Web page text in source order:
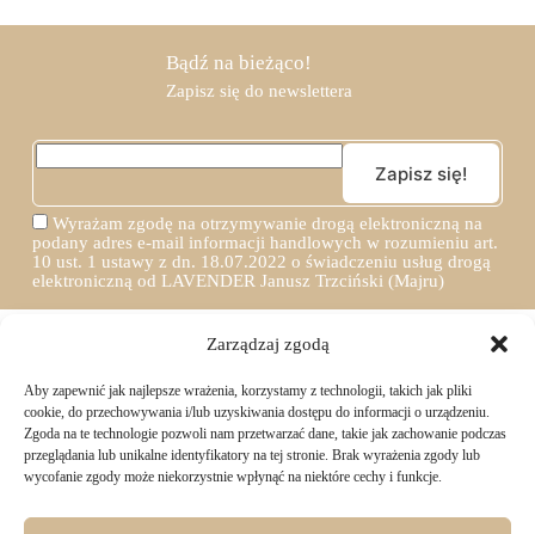
Zarządzaj zgodą
Aby zapewnić jak najlepsze wrażenia, korzystamy z technologii, takich jak pliki
cookie, do przechowywania i/lub uzyskiwania dostępu do informacji o urządzeniu.
Zgoda na te technologie pozwoli nam przetwarzać dane, takie jak zachowanie podczas
przeglądania lub unikalne identyfikatory na tej stronie. Brak wyrażenia zgody lub
wycofanie zgody może niekorzystnie wpłynąć na niektóre cechy i funkcje.
Bądź na bieżąco!
Zapisz się do newslettera
Wyrażam zgodę na otrzymywanie drogą elektroniczną na
podany adres e-mail informacji handlowych w rozumieniu art.
10 ust. 1 ustawy z dn. 18.07.2022 o świadczeniu usług drogą
elektroniczną od LAVENDER Janusz Trzciński (Majru)
TWOJE ZAKUPY
Logowanie i rejestracja
Jak złożyć zamówienie
INFORMACJE PRAWNE